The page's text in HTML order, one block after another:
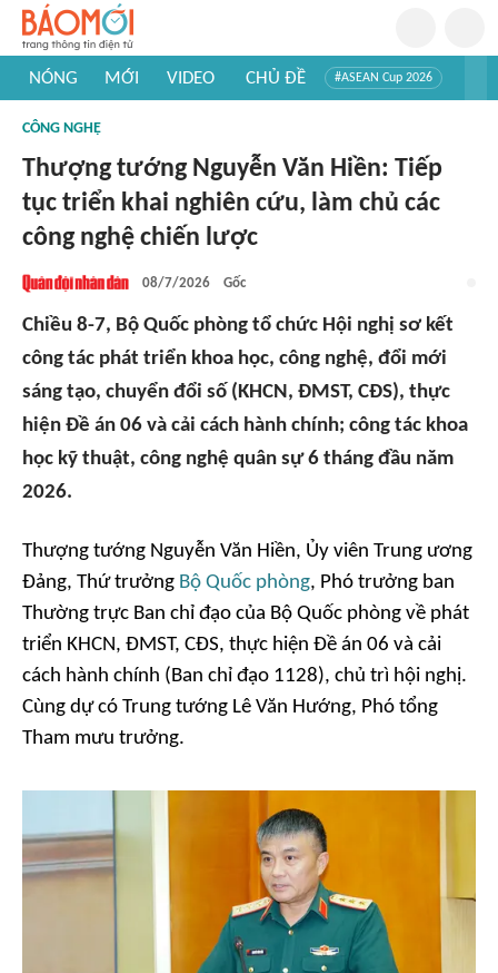
NÓNG MỚI VIDEO CHỦ ĐỀ #ASEAN Cup 2026
#Khám phá thế giới
CÔNG NGHỆ
Thượng tướng Nguyễn Văn Hiền: Tiếp
tục triển khai nghiên cứu, làm chủ các
công nghệ chiến lược
08/7/2026 Gốc
Chiều 8-7, Bộ Quốc phòng tổ chức Hội nghị sơ kết
công tác phát triển khoa học, công nghệ, đổi mới
sáng tạo, chuyển đổi số (KHCN, ĐMST, CĐS), thực
hiện Đề án 06 và cải cách hành chính; công tác khoa
học kỹ thuật, công nghệ quân sự 6 tháng đầu năm
2026.
Thượng tướng Nguyễn Văn Hiền, Ủy viên Trung ương
Đảng, Thứ trưởng Bộ Quốc phòng, Phó trưởng ban
Thường trực Ban chỉ đạo của Bộ Quốc phòng về phát
triển KHCN, ĐMST, CĐS, thực hiện Đề án 06 và cải
cách hành chính (Ban chỉ đạo 1128), chủ trì hội nghị.
Cùng dự có Trung tướng Lê Văn Hướng, Phó tổng
Tham mưu trưởng.